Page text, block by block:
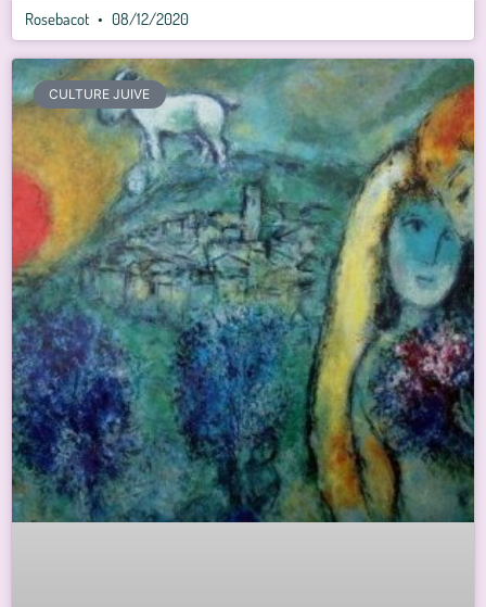
Rosebacot 08/12/2020
CULTURE JUIVE